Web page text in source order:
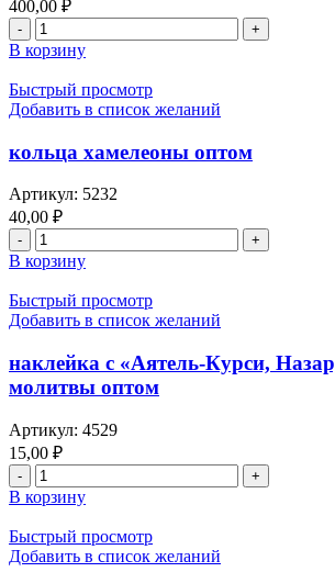
Фатыйха",
сура
"Элиф
мим"
,
"Шэхри
Рамазан"",
"Аятел-
Курси",
"Лил-
ляһи",
"Уа
лэһи",
"Йа
"Ля
йастэви",
Рахман",
"Аль-
Вакига",
"Назар-
аяте",
Мульк",
"Ан-
400,00 ₽
Количество
товара
капра
оптом-
женский
цвет
белый,
одевается
вместо
платка
В корзину
Быстрый просмотр
Добавить в список желаний
кольца хамелеоны оптом
Артикул: 5232
40,00 ₽
Количество
товара
кольца
хамелеоны
оптом
В корзину
Быстрый просмотр
Добавить в список желаний
наклейка с «Аятель-Курси,
молитвы оптом
Артикул: 4529
15,00 ₽
Количество
товара
наклейка
с
«Аятель-
В корзину
Быстрый просмотр
Добавить в список желаний